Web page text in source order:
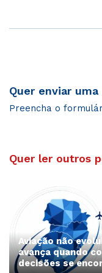
Quer enviar uma
Preencha o
Quer ler outros
Aviação não
avança quando
decisões se